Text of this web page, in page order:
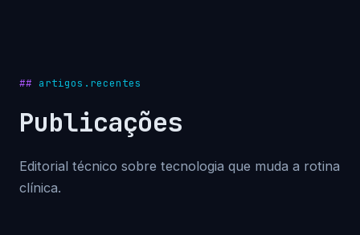
artigos.recentes
Publicações
Editorial técnico sobre tecnologia que muda a rotina
clínica.